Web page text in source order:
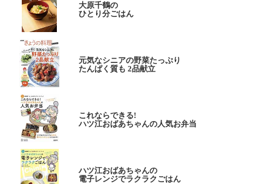
大原千鶴の
ひとり分ごはん
元気なシニアの野菜たっぷり
たんぱく質も 2品献立
これならできる!
ハツ江おばあちゃんの人気お弁当
ハツ江おばあちゃんの
電子レンジでラクラクごはん